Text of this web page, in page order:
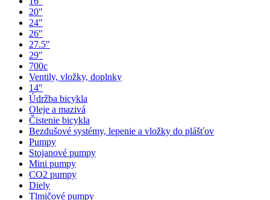
20"
24"
26"
27.5"
29"
700c
Ventily, vložky, doplnky
14"
Údržba bicykla
Oleje a mazivá
Čistenie bicykla
Bezdušové systémy, lepenie a vložky do plášťov
Pumpy
Stojanové pumpy
Mini pumpy
CO2 pumpy
Diely
Tlmičové pumpy